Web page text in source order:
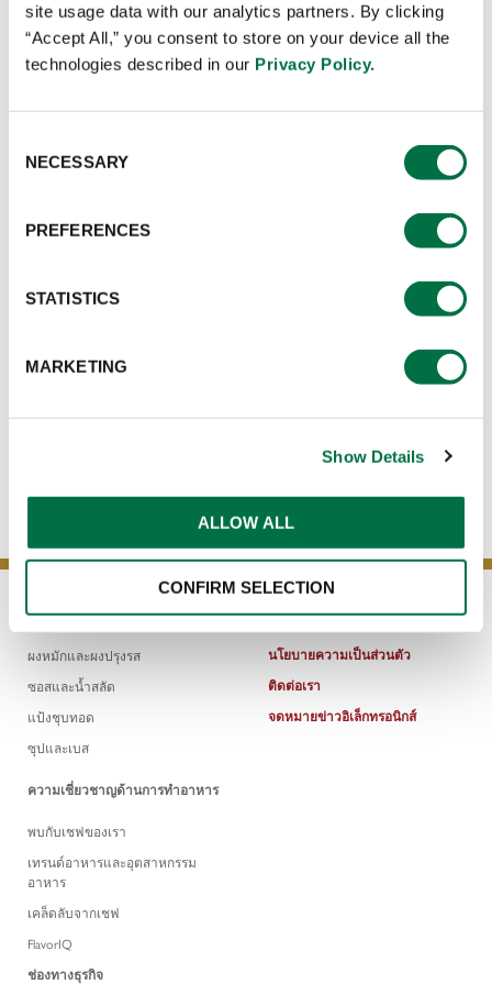
site usage data with our analytics partners. By clicking
“Accept All,” you consent to store on your device all the
technologies described in our Privacy Policy.
Selection
NECESSARY
PREFERENCES
STATISTICS
MARKETING
Show Details
ALLOW ALL
CONFIRM SELECTION
บริษัท* :
ประเภทธุรกิจ
ผลิตภัณฑ์
ผงหมักและผงปรุงรส
ซอสและน้ำสลัด
แป้งชุบทอด
ซุปและเบส
ความเชี่ยวชาญด้านการทำอาหาร
พบกับเชฟของเรา
เทรนด์อาหารและอุตสาหกรรม
อาหาร
เคล็ดลับจากเชฟ
FlavorIQ
ช่องทางธุรกิจ
นโยบายความเป็นส่วนตัว
ติดต่อเรา
จดหมายข่าวอิเล็กทรอนิกส์